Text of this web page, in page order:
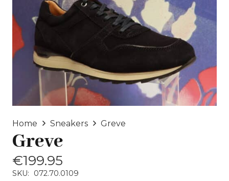
Home Sneakers Greve
Greve
€199.95
SKU: 072.70.0109